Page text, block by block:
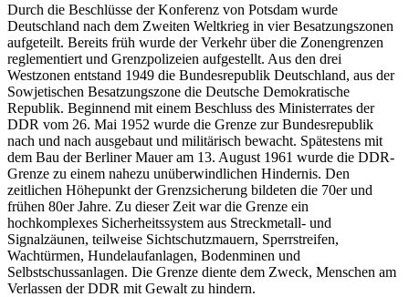
Durch die Beschlüsse der Konferenz von Potsdam wurde
Deutschland nach dem Zweiten Weltkrieg in vier Besatzungszonen
aufgeteilt. Bereits früh wurde der Verkehr über die Zonengrenzen
reglementiert und Grenzpolizeien aufgestellt. Aus den drei
Westzonen entstand 1949 die Bundesrepublik Deutschland, aus der
Sowjetischen Besatzungszone die Deutsche Demokratische
Republik. Beginnend mit einem Beschluss des Ministerrates der
DDR vom 26. Mai 1952 wurde die Grenze zur Bundesrepublik
nach und nach ausgebaut und militärisch bewacht. Spätestens mit
dem Bau der Berliner Mauer am 13. August 1961 wurde die DDR-
Grenze zu einem nahezu unüberwindlichen Hindernis. Den
zeitlichen Höhepunkt der Grenzsicherung bildeten die 70er und
frühen 80er Jahre. Zu dieser Zeit war die Grenze ein
hochkomplexes Sicherheitssystem aus Streckmetall- und
Signalzäunen, teilweise Sichtschutzmauern, Sperrstreifen,
Wachtürmen, Hundelaufanlagen, Bodenminen und
Selbstschussanlagen. Die Grenze diente dem Zweck, Menschen am
Verlassen der DDR mit Gewalt zu hindern.